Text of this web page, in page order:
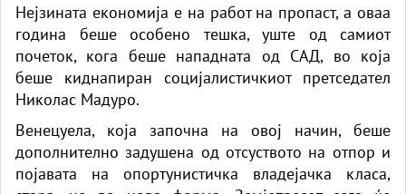
Нејзината економија е на работ на пропаст, а оваа
година беше особено тешка, уште од самиот
почеток, кога беше нападната од САД, во која
беше киднапиран социјалистичкиот претседател
Николас Мадуро.
Венецуела, која започна на овој начин, беше
дополнително задушена од отсуството на отпор и
појавата на опортунистичка владејачка класа,